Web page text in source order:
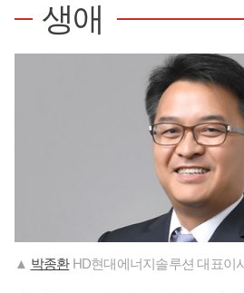
생애
▲ 박종환HD현대에너지솔루션 대표이